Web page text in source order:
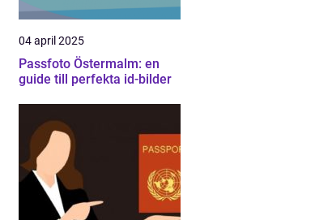
04 april 2025
Passfoto Östermalm: en
guide till perfekta id-bilder